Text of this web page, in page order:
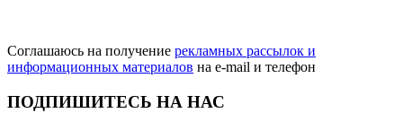
Соглашаюсь на получение рекламных рассылок и
информационных материалов на e‑mail и телефон
ПОДПИШИТЕСЬ НА НАС